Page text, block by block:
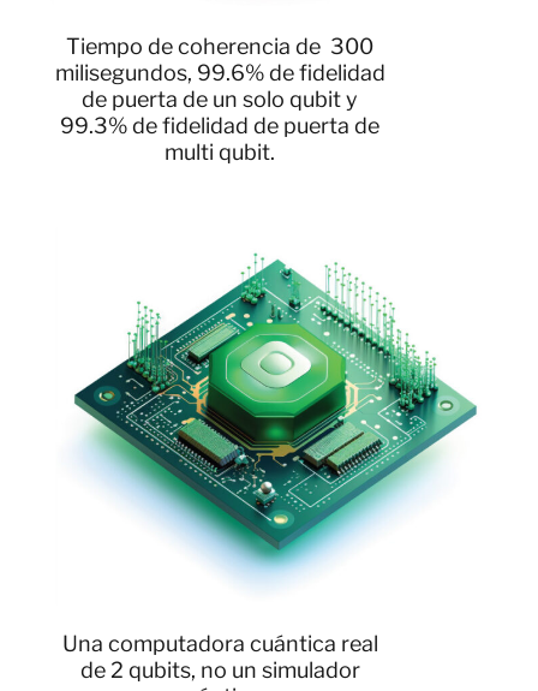
Tiempo de coherencia de 300
milisegundos, 99.6% de fidelidad
de puerta de un solo qubit y
99.3% de fidelidad de puerta de
multi qubit.
Una computadora cuántica real
de 2 qubits, no un simulador